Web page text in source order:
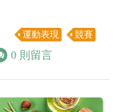
運動表現 競賽
0 則留言